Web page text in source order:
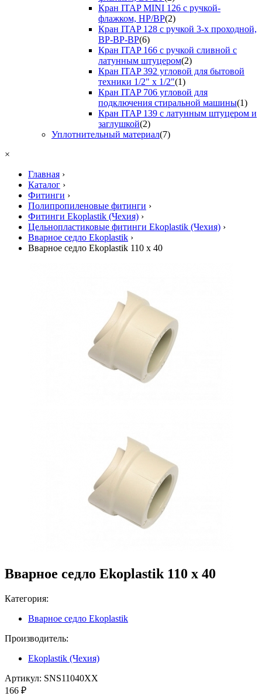
Кран ITAP MINI 126 с ручкой-
флажком, НР/ВР(2)
Кран ITAP 128 с ручкой 3-х проходной,
ВР-ВР-ВР(6)
Кран ITAP 166 с ручкой сливной с
латунным штуцером(2)
Кран ITAP 392 угловой для бытовой
техники 1/2" х 1/2"(1)
Кран ITAP 706 угловой для
подключения стиральной машины(1)
Кран ITAP 139 с латунным штуцером и
заглушкой(2)
Уплотнительный материал(7)
×
Главная ›
Каталог ›
Фитинги ›
Полипропиленовые фитинги ›
Фитинги Ekoplastik (Чехия) ›
Цельнопластиковые фитинги Ekoplastik (Чехия) ›
Вварное седло Ekoplastik ›
Вварное седло Ekoplastik 110 x 40
Вварное седло Ekoplastik 110 x 40
Категория:
Вварное седло Ekoplastik
Производитель:
Ekoplastik (Чехия)
Артикул: SNS11040XX
166 ₽